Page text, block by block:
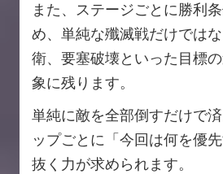
また、ステージごとに勝利
め、単純な殲滅戦だけでは
衛、要塞破壊といった目標
象に残ります。
単純に敵を全部倒すだけで
ップごとに「今回は何を優
抜く力が求められます。